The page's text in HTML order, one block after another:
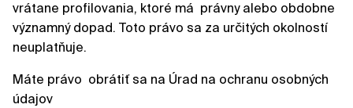
vrátane profilovania, ktoré má právny alebo obdobne
významný dopad. Toto právo sa za určitých okolností
neuplatňuje.
Máte právo obrátiť sa na Úrad na ochranu osobných
údajov